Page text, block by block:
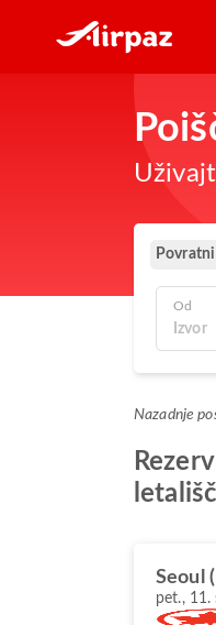
Od
Nazadnje
Seoul
pet., 11.